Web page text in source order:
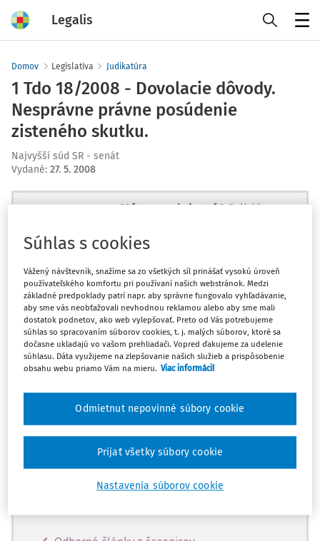
Legalis
Domov Legislatíva Judikatúra
1 Tdo 18/2008 - Dovolacie dôvody.
Nesprávne právne posúdenie
zisteného skutku.
Najvyšší súd SR - senát
Vydané: 27. 5. 2008
Máte predplatné? Prihláste sa
Ups, zatiaľ ste si prečítali len
začiatok...
Celý odborný obsah z tejto oblasti je
dostupný predplatiteľom portálu.
Odomknite si prístup k odbornému
obsahu a získajte prístup na 10 dní
zdarma, stačí sa len zaregistrovať.
Vďaka registrácii získate prístup aj k
Súhlas s cookies
Vážený návštevník, snažíme sa zo všetkých síl prinášať vysokú úroveň
používateľského komfortu pri používaní našich webstránok. Medzi
základné predpoklady patrí napr. aby správne fungovalo vyhľadávanie,
aby sme vás neobťažovali nevhodnou reklamou alebo aby sme mali
dostatok podnetov, ako web vylepšovať. Preto od Vás potrebujeme
súhlas so spracovaním súborov cookies, t. j. malých súborov, ktoré sa
dočasne ukladajú vo vašom prehliadači. Vopred ďakujeme za udelenie
súhlasu. Dáta využijeme na zlepšovanie našich služieb a prispôsobenie
obsahu webu priamo Vám na mieru. Viac informácií
Nastavenia súborov cookie
Odmietnut nepovinné súbory cookie
Prijať všetky súbory cookie